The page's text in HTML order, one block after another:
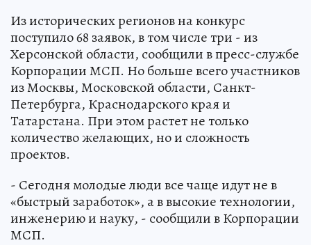
Из исторических регионов на конкурс
поступило 68 заявок, в том числе три - из
Херсонской области, сообщили в пресс-службе
Корпорации МСП. Но больше всего участников
из Москвы, Московской области, Санкт-
Петербурга, Краснодарского края и
Татарстана. При этом растет не только
количество желающих, но и сложность
проектов.
- Сегодня молодые люди все чаще идут не в
«быстрый заработок», а в высокие технологии,
инженерию и науку, - сообщили в Корпорации
МСП.